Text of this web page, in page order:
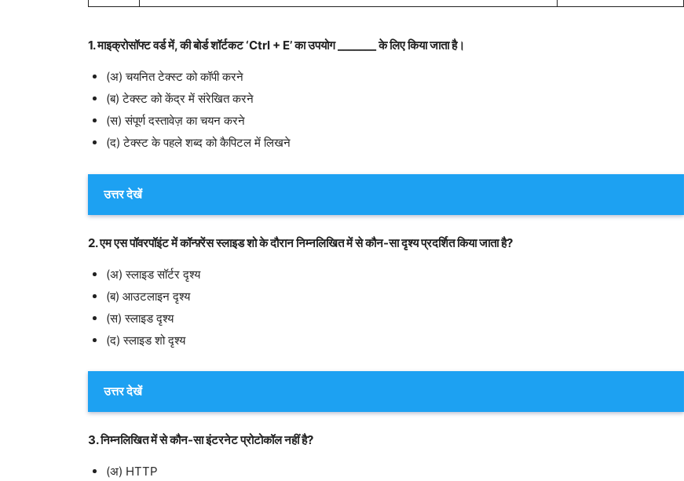
1. माइक्रोसॉफ्ट वर्ड में, की बोर्ड शॉर्टकट ‘Ctrl + E’ का उपयोग _______ के लिए किया जाता है।
(अ) चयनित टेक्स्ट को कॉपी करने
(ब) टेक्स्ट को केंद्र में संरेखित करने
(स) संपूर्ण दस्तावेज़ का चयन करने
(द) टेक्स्ट के पहले शब्द को कैपिटल में लिखने
उत्तर देखें
2. एम एस पॉवरपॉइंट में कॉन्फ़्रेंस स्लाइड शो के दौरान निम्नलिखित में से कौन-सा दृश्य प्रदर्शित किया जाता है?
(अ) स्लाइड सॉर्टर दृश्य
(ब) आउटलाइन दृश्य
(स) स्लाइड दृश्य
(द) स्लाइड शो दृश्य
उत्तर देखें
3. निम्नलिखित में से कौन-सा इंटरनेट प्रोटोकॉल नहीं है?
(अ) HTTP